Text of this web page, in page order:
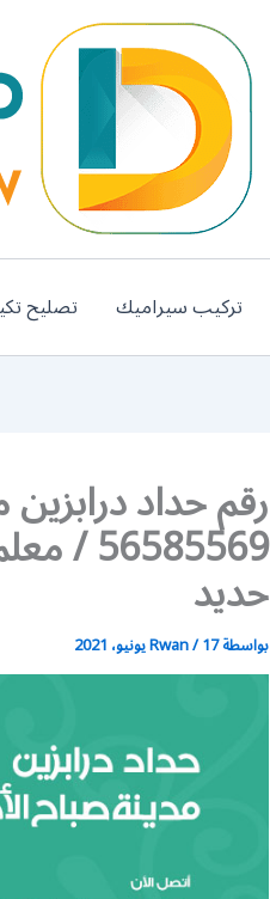
تركيب سيراميك تصليح
رقم حداد
حديد
بواسطة Rwan/17 يونيو، 2021